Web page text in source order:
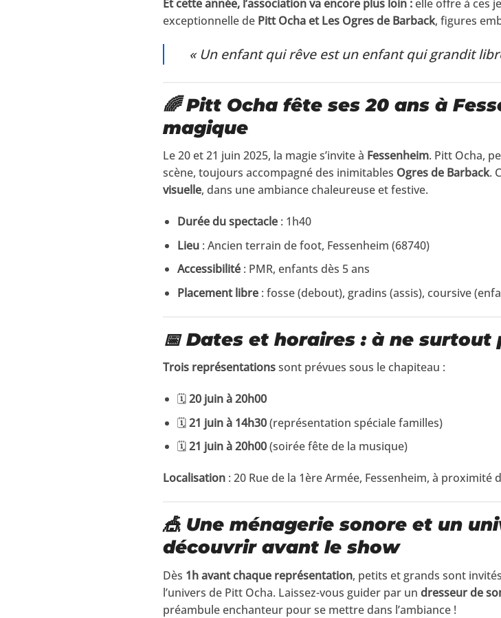
Et cette année, l’association va encore plus loin : elle offre à ces
exceptionnelle de Pitt Ocha et Les Ogres de Barback, figures
« Un enfant qui rêve est un enfant qui grandit
🌈 Pitt Ocha fête ses 20 ans à
magique
Le 20 et 21 juin 2025, la magie s’invite à Fessenheim. Pitt Ocha,
scène, toujours accompagné des inimitables Ogres de Barback.
visuelle, dans une ambiance chaleureuse et festive.
Durée du spectacle: 1h40
Lieu: Ancien terrain de foot, Fessenheim (68740)
Accessibilité: PMR, enfants dès 5 ans
Placement libre: fosse (debout), gradins (assis), coursive
📅 Dates et horaires : à ne surtout
Trois représentationssont prévues sous le chapiteau :
🗓️20 juin à 20h00
🗓️21 juin à 14h30(représentation spéciale familles)
🗓️21 juin à 20h00(soirée fête de la musique)
Localisation : 20 Rue de la 1ère Armée, Fessenheim, à
🎪 Une ménagerie sonore et un
découvrir avant le show
Dès 1h avant chaque représentation, petits et grands sont
l’univers de Pitt Ocha. Laissez-vous guider par un dresseur de
préambule enchanteur pour se mettre dans l’ambiance !